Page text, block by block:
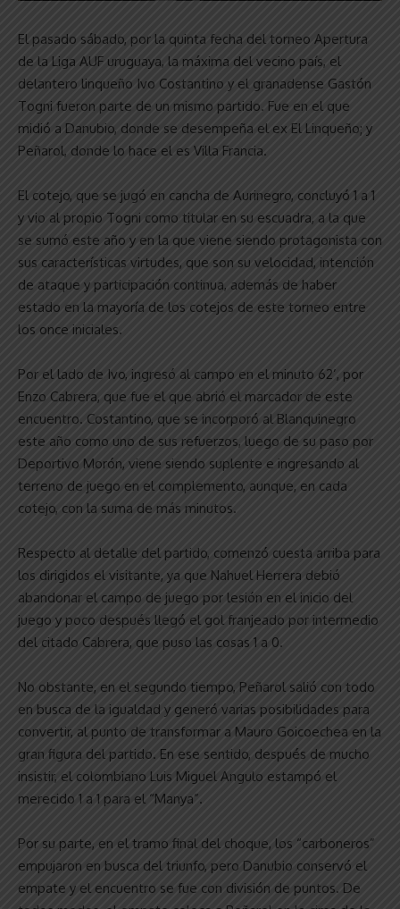
El pasado sábado, por la quinta fecha del torneo Apertura
de la Liga AUF uruguaya, la máxima del vecino país, el
delantero linqueño Ivo Costantino y el granadense Gastón
Togni fueron parte de un mismo partido. Fue en el que
midió a Danubio, donde se desempeña el ex El Linqueño; y
Peñarol, donde lo hace el es Villa Francia.
El cotejo, que se jugó en cancha de Aurinegro, concluyó 1 a 1
y vio al propio Togni como titular en su escuadra, a la que
se sumó este año y en la que viene siendo protagonista con
sus características virtudes, que son su velocidad, intención
de ataque y participación continua, además de haber
estado en la mayoría de los cotejos de este torneo entre
los once iniciales.
Por el lado de Ivo, ingresó al campo en el minuto 62’, por
Enzo Cabrera, que fue el que abrió el marcador de este
encuentro. Costantino, que se incorporó al Blanquinegro
este año como uno de sus refuerzos, luego de su paso por
Deportivo Morón, viene siendo suplente e ingresando al
terreno de juego en el complemento, aunque, en cada
cotejo, con la suma de más minutos.
Respecto al detalle del partido, comenzó cuesta arriba para
los dirigidos el visitante, ya que Nahuel Herrera debió
abandonar el campo de juego por lesión en el inicio del
juego y poco después llegó el gol franjeado por intermedio
del citado Cabrera, que puso las cosas 1 a 0.
No obstante, en el segundo tiempo, Peñarol salió con todo
en busca de la igualdad y generó varias posibilidades para
convertir, al punto de transformar a Mauro Goicoechea en la
gran figura del partido. En ese sentido, después de mucho
insistir, el colombiano Luis Miguel Angulo estampó el
merecido 1 a 1 para el “Manya”.
Por su parte, en el tramo final del choque, los “carboneros”
empujaron en busca del triunfo, pero Danubio conservó el
empate y el encuentro se fue con división de puntos. De